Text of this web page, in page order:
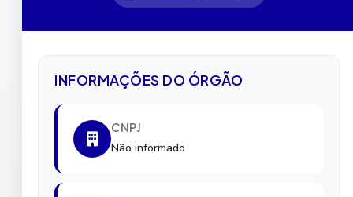
INFORMAÇÕES DO ÓRGÃO
CNPJ
Não informado